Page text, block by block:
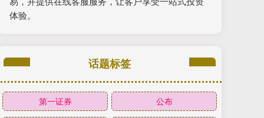
体验。
话题标签
第一证券 公布